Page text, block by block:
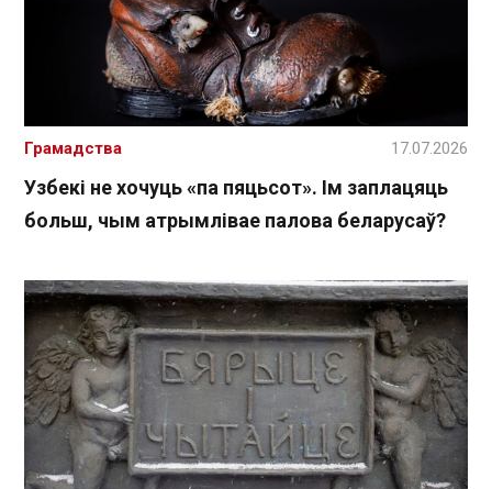
Узбекі не хочуць «па пяцьсот». Ім заплацяць
больш, чым атрымлівае палова беларусаў?
Грамадства 17.07.2026